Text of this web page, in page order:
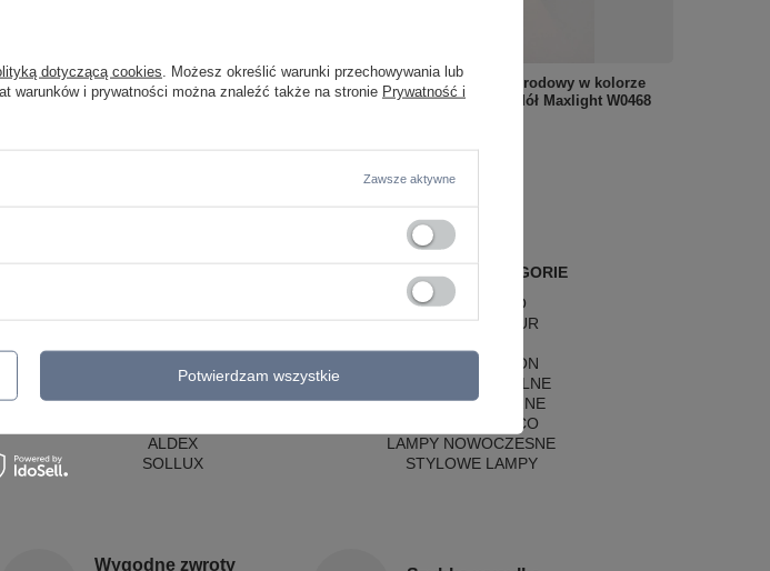
Lampa wisząca abażur rafia BOHO NEW
WHITE 1 Tk Lighting 5653
Prostokątny kinkiet ogrodowy w kolorze
antracyt światło góra-dół Maxlight W0468
REALITY
CANDELLUX
ALDEX
SOLLUX
POPULARNE KATEGORIE
LAMPY RETRO
LAMPY GLAMOUR
LAMPY HAMPTON
LAMPY RUSTYKALNE
LAMPY KLASYCZNE
LAMPY ART DECO
LAMPY NOWOCZESNE
STYLOWE LAMPY
Wygodne zwroty
dotyczącą cookies . Możesz określić warunki przechowywania lub
warunków i prywatności można znaleźć także na stronie Prywatność i
Zawsze aktywne
Potwierdzam wszystkie